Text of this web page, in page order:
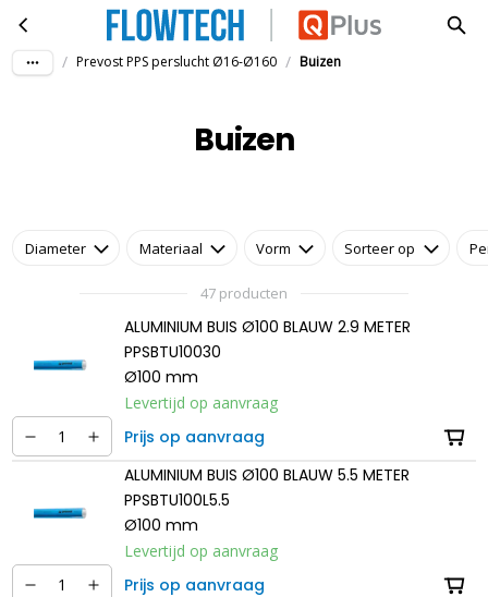
Ga naar hoofdinhoud Buizen
/ Prevost PPS perslucht Ø16-Ø160 / Buizen
Buizen
Diameter Materiaal Vorm Sorteer op
47 producten
ALUMINIUM BUIS Ø100 BLAUW 2.9 METER
PPSBTU10030
Ø100 mm
Levertijd op aanvraag
Prijs op aanvraag
ALUMINIUM BUIS Ø100 BLAUW 5.5 METER
PPSBTU100L5.5
Ø100 mm
Levertijd op aanvraag
Prijs op aanvraag